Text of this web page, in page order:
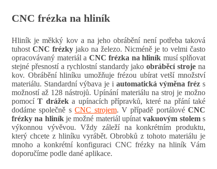
CNC frézka na hliník
Hliník je měkký kov a na jeho obrábění není potřeba taková
tuhost CNC frézky jako na železo. Nicméně je to velmi často
opracovávaný materiál a CNC frézka na hliník musí splňovat
stejné přesností a rychlostní standardy jakoobráběcí stroje na
kov. Obrábění hliníku umožňuje frézou ubírat vetší množství
materiálu. Standardní výbava je i automatická výměna fréz s
možností až 128 nástrojů. Upínání materiálu na stroj je možno
pomocíT drážeka upínacích přípravků, které na přání také
dodáme společně sCNC strojem. V případě portálové CNC
frézky na hliníkje možné materiál upínatvakuovým stolems
výkonnou vývěvou. Vždy záleží na konkrétním produktu,
který chcete z hliníku vyrábět. Obrobků z tohoto materiálu je
mnoho a konkrétní konfiguraci CNC frézky na hliník Vám
doporučíme podle dané aplikace.